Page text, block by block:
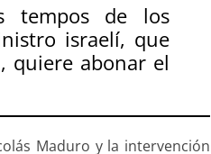
tempos de los
israelí, que
quiere abonar el
Maduro y la intervención